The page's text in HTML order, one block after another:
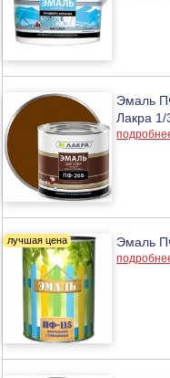
Эмаль
Лакра 1/
Эмаль